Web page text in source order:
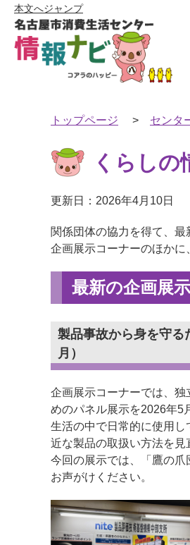
本文へジャンプ
トップページ > センタ
くらし
更新日：2026年4月10日
関係団体の協力を得て、最
企画展示コーナーのほかに
最新の企画展示
製品事故から身を守
月）
企画展示コーナーでは、
めのパネル展示を2026年5
生活の中で日常的に使用
近な製品の取扱い方法を見
今回の展示では、「鷹の
お声がけください。